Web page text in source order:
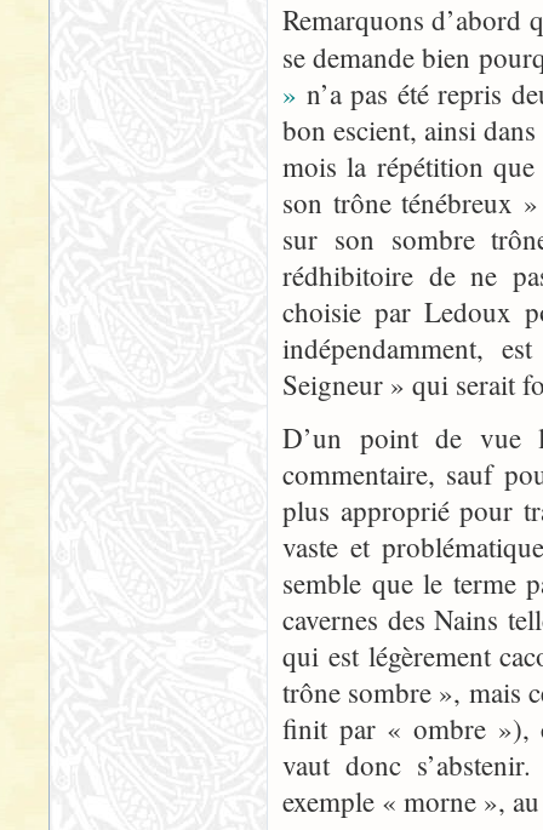
Remarquons d’abord
se demande bien
» n’a pas été repris
bon escient, ainsi
mois la répétition
son trône ténébreux
sur son sombre
rédhibitoire de ne
choisie par Ledoux
indépendamment,
Seigneur » qui serait
D’un point de vue
commentaire, sauf
plus approprié pour
vaste et
semble que le terme
cavernes des Nains
qui est légèrement
trône sombre », mais
finit par « ombre »),
vaut donc
exemple « morne »,